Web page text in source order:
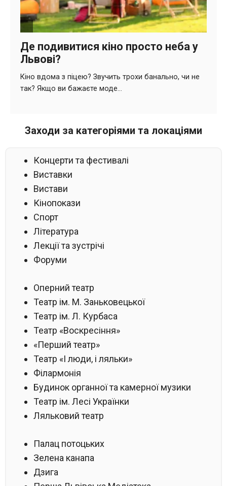
Заходи за категоріями та локаціями
Концерти та фестивалі
Виставки
Вистави
Кінопокази
Спорт
Література
Лекції та зустрічі
Форуми
Оперний театр
Театр ім. М. Заньковецької
Театр ім. Л. Курбаса
Театр «Воскресіння»
«Перший театр»
Театр «І люди, і ляльки»
Філармонія
Будинок органної та камерної музики
Театр ім. Лесі Українки
Ляльковий театр
Палац потоцьких
Зелена канапа
Дзига